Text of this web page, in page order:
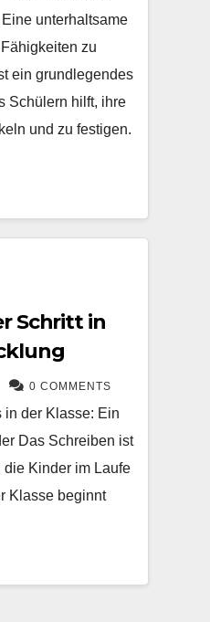
unterhaltsame
zu
ein grundlegendes
Schülern hilft, ihre
und zu festigen.
Schritt in
0 COMMENTS
in der Klasse: Ein
Das Schreiben ist
Kinder im Laufe
Klasse beginnt